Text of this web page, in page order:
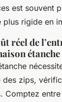
est souvent
plus rigide en
réel de
étanche
des zips,
Comptez